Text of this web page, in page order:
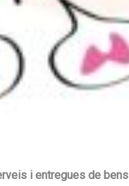
i entregues de